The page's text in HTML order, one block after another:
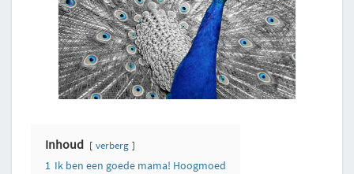
Inhoud verberg
1 Ik ben een goede mama! Hoogmoed